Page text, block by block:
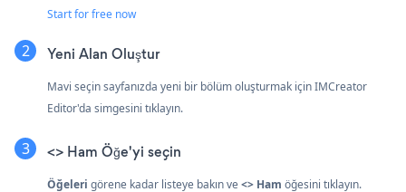
Start for free now
Yeni Alan Oluştur
Mavi seçinsayfanızda yeni bir bölüm oluşturmak için IMCreator
Editor'da simgesini tıklayın.
<> Ham Öğe'yi seçin
Öğeleri görene kadar listeye bakın ve<> Ham öğesini tıklayın.